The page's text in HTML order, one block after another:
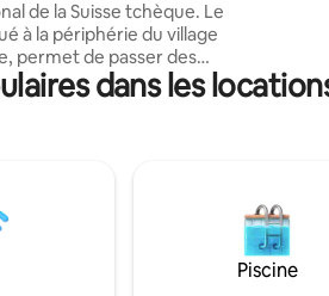
de la Suisse tchèque. Le
à la périphérie du village
permet de passer des
et relaxantes, ainsi
actives, grâce à son
télévision connectée.
à côté du bâtiment.
chauffé soit par une
électrique avec des tuyaux
dans les
Piscine